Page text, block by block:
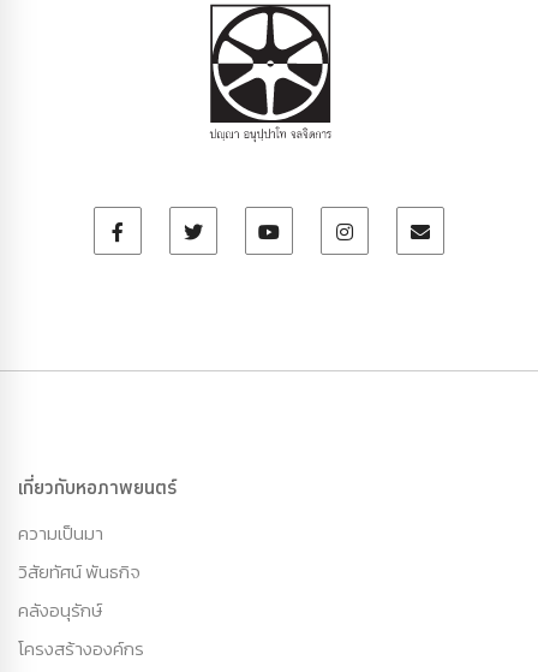
เกี่ยวกับหอภาพยนตร์
ความเป็นมา
วิสัยทัศน์ พันธกิจ
คลังอนุรักษ์
โครงสร้างองค์กร